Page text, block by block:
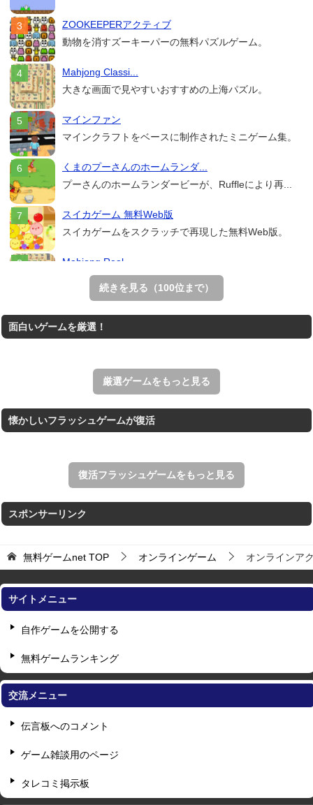
ZOOKEEPERアクティブ
動物を消すズーキーパーの無料パズルゲーム。
Mahjong Classi...
大きな画面で見やすいおすすめの上海パズル。
マインファン
マインクラフトをベースに制作されたミニゲーム集。
くまのプーさんのホームランダ...
プーさんのホームランダービーが、Ruffleにより再...
スイカゲーム 無料Web版
スイカゲームをスクラッチで再現した無料Web版。
Mahjong Real
リアルな麻雀牌を使う18種類の上海ゲーム。
王国を構築していく放置系のシミュレーションゲーム。
すべての矢印を画面外へ導くパズルゲーム。
続きを見る（100位まで）
面白いゲームを厳選！
厳選ゲームをもっと見る
懐かしいフラッシュゲームが復活
復活フラッシュゲームをもっと見る
スポンサーリンク
無料ゲームnet TOP オンラインゲーム オンラインア
サイトメニュー
自作ゲームを公開する
無料ゲームランキング
交流メニュー
伝言板へのコメント
ゲーム雑談用のページ
タレコミ掲示板